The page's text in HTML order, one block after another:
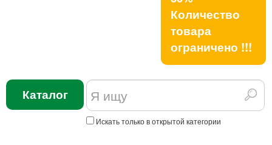
Количество
товара
ограничено !!!
Каталог
Искать только в открытой категории